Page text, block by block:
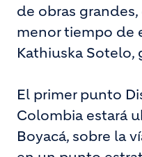
de obras
menor tiempo de
Kathiuska Sotelo,
El primer punto
Colombia estará
Boyacá, sobre la